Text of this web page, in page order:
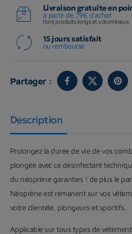
Livraison gratuite en
à partir de 79€ d'achat
hors produits longs et volumineux
15 jours satisfait
ou remboursé
Partager :
Description
Prolongez la durée de vie de vos
plongée avec ce désinfectant
du néoprène garanties ! de plus le
Néoprène est rémanent sur vos
votre clientèle, plongeurs et sportifs.
Applicable sur tous types de